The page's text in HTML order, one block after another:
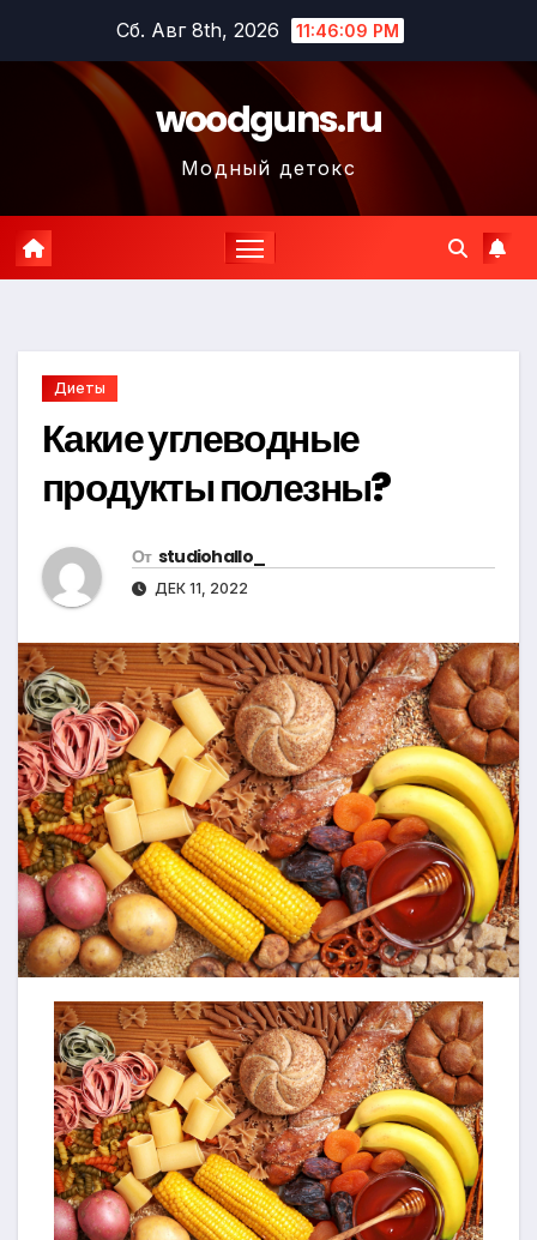
содержимому
Сб. Авг 8th, 2026 11:46:10 PM
woodguns.ru
Модный детокс
Диеты
Какие углеводные
продукты полезны?
От studiohallo_
ДЕК 11, 2022